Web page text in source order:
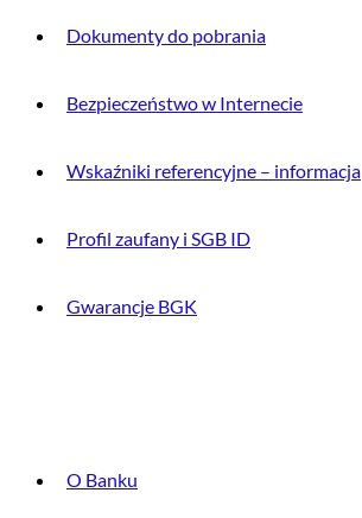
Dokumenty do pobrania
Bezpieczeństwo w Internecie
Wskaźniki referencyjne – informacja
Profil zaufany i SGB ID
Gwarancje BGK
O Banku